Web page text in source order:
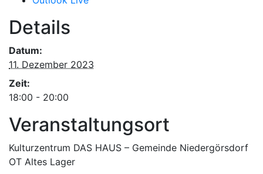
Details
Datum:
11. Dezember 2023
Zeit:
18:00 - 20:00
Veranstaltungsort
Kulturzentrum DAS HAUS – Gemeinde Niedergörsdorf
OT Altes Lager